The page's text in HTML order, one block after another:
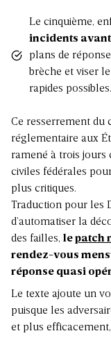
Le cinquième,
incidents
plans de
brèche et viser
rapides possibles.
Ce resserrement du
réglementaire aux
ramené à trois jours
civiles fédérales
plus critiques.
Traduction pour les
d’automatiser la
des failles, lepatch
rendez-vous
réponse quasi
Le texte ajoute un
puisque les
et plus